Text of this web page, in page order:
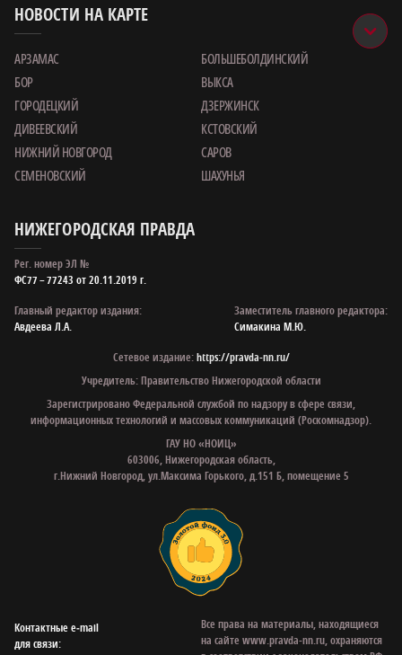
НОВОСТИ НА КАРТЕ
АРЗАМАС
БОЛЬШЕБОЛДИНСКИЙ
БОР
ВЫКСА
ГОРОДЕЦКИЙ
ДЗЕРЖИНСК
ДИВЕЕВСКИЙ
КСТОВСКИЙ
НИЖНИЙ НОВГОРОД
САРОВ
СЕМЕНОВСКИЙ
ШАХУНЬЯ
НИЖЕГОРОДСКАЯ ПРАВДА
Рег. номер ЭЛ №
ФС77 – 77243 от 20.11.2019 г.
Главный редактор издания:
Авдеева Л.А.
Заместитель главного редактора:
Симакина М.Ю.
Сетевое издание:https://pravda-nn.ru/
Учредитель: Правительство Нижегородской области
Зарегистрировано Федеральной службой по надзору в сфере связи,
информационных технологий и массовых коммуникаций (Роскомнадзор).
ГАУ НО «НОИЦ»
603006, Нижегородская область,
г.Нижний Новгород, ул.Максима Горького, д.151 Б, помещение 5
Контактные e‑mail
для связи:
Все права на материалы, находящиеся
на сайте www.pravda-nn.ru, охраняются